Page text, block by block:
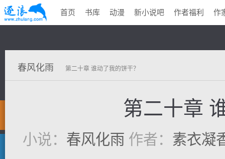
首页 书库 动漫 新小说吧 作者福利 作
春风化雨 第二十章 谁动了我的饼干？
第二十章
小说： 春风化雨 作者： 素衣凝